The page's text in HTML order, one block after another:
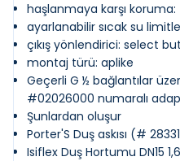
haşlanmaya karşı
ayarlanabilir sıcak su
çıkış yönlendirici: select
montaj türü: aplike
Geçerli G ½ bağlantılar
#02026000 numaralı
Şunlardan oluşur
Porter'S Duş askısı (#
Isiflex Duş Hortumu DN15